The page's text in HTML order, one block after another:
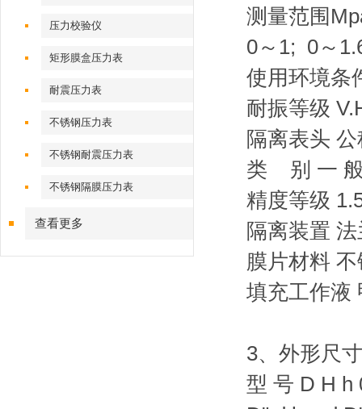
压力校验仪
矩形膜盒压力表
耐震压力表
不锈钢压力表
不锈钢耐震压力表
不锈钢隔膜压力表
查看更多
测量范围
0～1; 0～
使用环境条
耐振等级
隔离表头
类 别 一
精度等级
隔离装置
膜片材料
填充工作
3、 外形尺
型 号 D H